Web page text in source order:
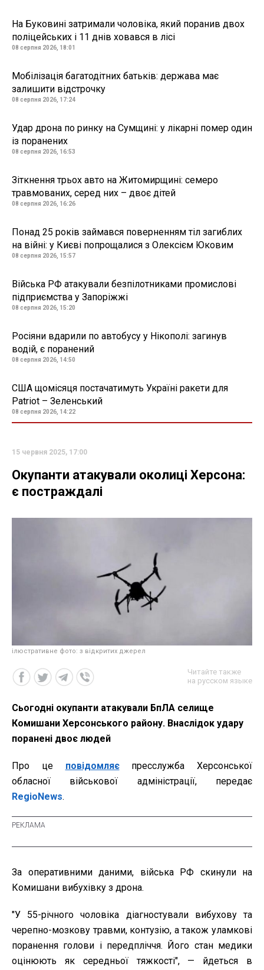
На Буковині затримали чоловіка, який поранив двох
поліцейських і 11 днів ховався в лісі
08 серпня 2026, 18:01
Мобілізація багатодітних батьків: держава має
залишити відстрочку
08 серпня 2026, 17:24
Удар дрона по ринку на Сумщині: у лікарні помер один
із поранених
08 серпня 2026, 16:53
Зіткнення трьох авто на Житомирщині: семеро
травмованих, серед них – двоє дітей
08 серпня 2026, 16:26
Понад 25 років займався поверненням тіл загиблих
на війні: у Києві попрощалися з Олексієм Юковим
08 серпня 2026, 15:57
Війська РФ атакували безпілотниками промислові
підприємства у Запоріжжі
08 серпня 2026, 15:20
Росіяни вдарили по автобусу у Нікополі: загинув
водій, є поранений
08 серпня 2026, 14:50
США щомісяця постачатимуть Україні ракети для
Patriot – Зеленський
08 серпня 2026, 14:22
15 червня 2025, 17:00
Окупанти атакували околиці Херсона:
є постраждалі
ілюстративне фото: з відкритих джерел
Читайте также
на русском языке
Сьогодні окупанти атакували БпЛА селище
Комишани Херсонського району. Внаслідок удару
поранені двоє людей
Про це повідомляєпресслужба Херсонської
обласної військової адміністрації, передає
RegioNews.
За оперативними даними, війська РФ скинули на
Комишани вибухівку з дрона.
"У 55-річного чоловіка діагностували вибухову та
черепно-мозкову травми, контузію, а також уламкові
поранення голови і передпліччя. Його стан медики
оцінюють як середньої тяжкості", — йдеться в